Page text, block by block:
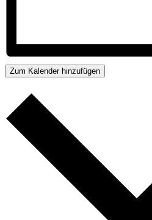
Zum Kalender hinzufügen